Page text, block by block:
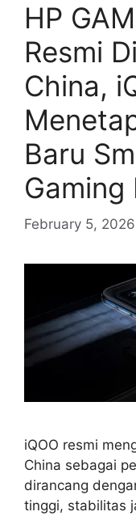
HP
Resmi
China,
Baru
Gaming
February 5, 2026
iQOO resmi
China sebagai
dirancang
tinggi, stabilitas